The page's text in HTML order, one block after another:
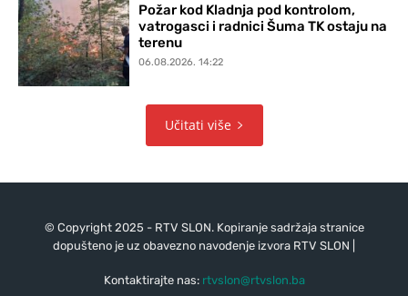
Požar kod Kladnja pod kontrolom,
vatrogasci i radnici Šuma TK ostaju na
terenu
06.08.2026. 14:22
Učitati više
© Copyright 2025 - RTV SLON. Kopiranje sadržaja stranice
dopušteno je uz obavezno navođenje izvora RTV SLON |
Kontaktirajte nas: rtvslon@rtvslon.ba